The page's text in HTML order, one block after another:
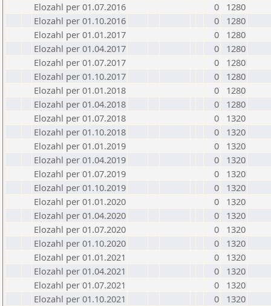
Elozahl per 01.07.2016
0
1280
Elozahl per 01.10.2016
0
1280
Elozahl per 01.01.2017
0
1280
Elozahl per 01.04.2017
0
1280
Elozahl per 01.07.2017
0
1280
Elozahl per 01.10.2017
0
1280
Elozahl per 01.01.2018
0
1280
Elozahl per 01.04.2018
0
1280
Elozahl per 01.07.2018
0
1320
Elozahl per 01.10.2018
0
1320
Elozahl per 01.01.2019
0
1320
Elozahl per 01.04.2019
0
1320
Elozahl per 01.07.2019
0
1320
Elozahl per 01.10.2019
0
1320
Elozahl per 01.01.2020
0
1320
Elozahl per 01.04.2020
0
1320
Elozahl per 01.07.2020
0
1320
Elozahl per 01.10.2020
0
1320
Elozahl per 01.01.2021
0
1320
Elozahl per 01.04.2021
0
1320
Elozahl per 01.07.2021
0
1320
Elozahl per 01.10.2021
0
1320